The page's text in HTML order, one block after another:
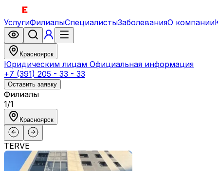
УслугиФилиалыСпециалистыЗаболеванияО компании
Красноярск
Юридическим лицам Официальная информация
+7 (391) 205 - 33 - 33
Оставить заявку
Филиалы
1/1
Красноярск
TERVE